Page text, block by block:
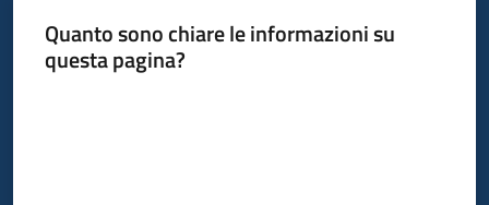
Quanto sono chiare le informazioni su
questa pagina?